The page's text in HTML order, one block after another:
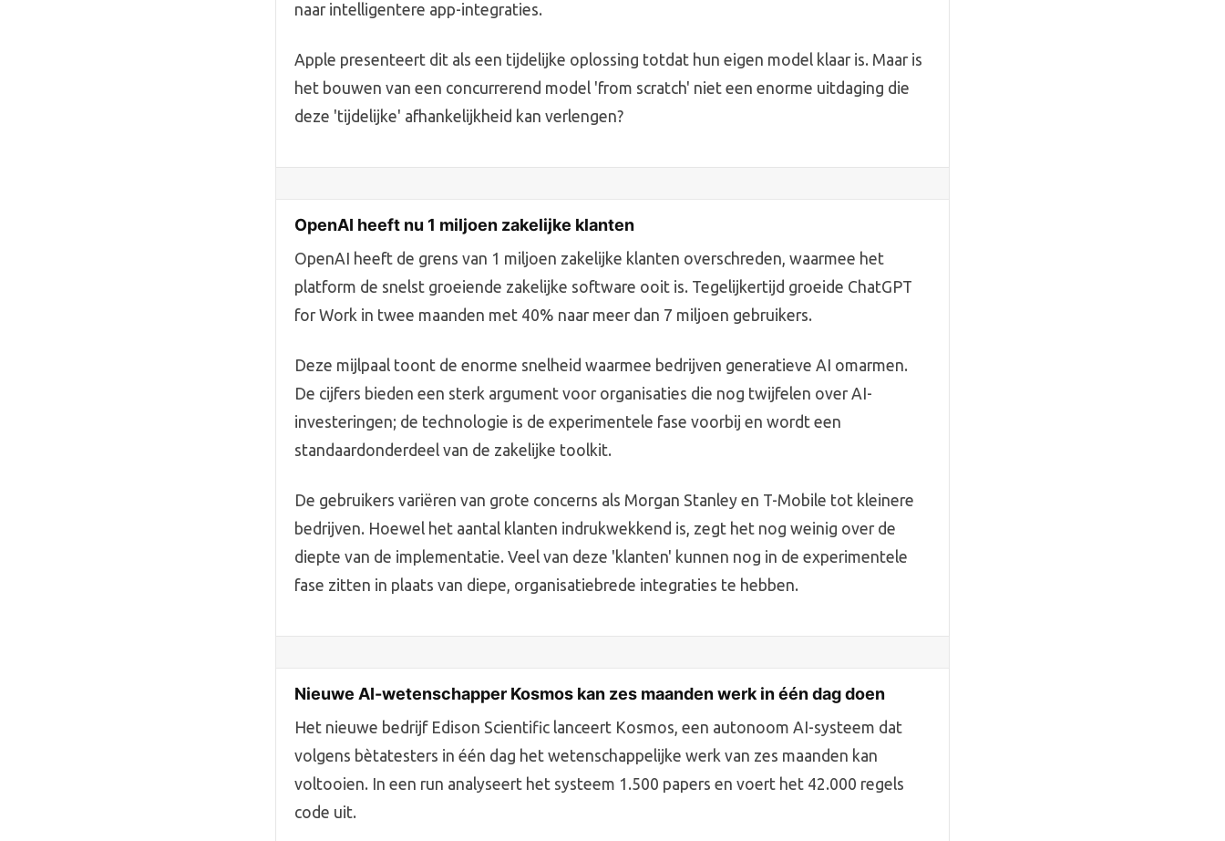
naar intelligentere app-integraties.
Apple presenteert dit als een tijdelijke oplossing totdat hun eigen model klaar is. Maar is
het bouwen van een concurrerend model 'from scratch' niet een enorme uitdaging die
deze 'tijdelijke' afhankelijkheid kan verlengen?
OpenAI heeft nu 1 miljoen zakelijke klanten
OpenAI heeft de grens van 1 miljoen zakelijke klanten overschreden, waarmee het
platform de snelst groeiende zakelijke software ooit is. Tegelijkertijd groeide ChatGPT
for Work in twee maanden met 40% naar meer dan 7 miljoen gebruikers.
Deze mijlpaal toont de enorme snelheid waarmee bedrijven generatieve AI omarmen.
De cijfers bieden een sterk argument voor organisaties die nog twijfelen over AI-
investeringen; de technologie is de experimentele fase voorbij en wordt een
standaardonderdeel van de zakelijke toolkit.
De gebruikers variëren van grote concerns als Morgan Stanley en T-Mobile tot kleinere
bedrijven. Hoewel het aantal klanten indrukwekkend is, zegt het nog weinig over de
diepte van de implementatie. Veel van deze 'klanten' kunnen nog in de experimentele
fase zitten in plaats van diepe, organisatiebrede integraties te hebben.
Nieuwe AI-wetenschapper Kosmos kan zes maanden werk in één dag doen
Het nieuwe bedrijf Edison Scientific lanceert Kosmos, een autonoom AI-systeem dat
volgens bètatesters in één dag het wetenschappelijke werk van zes maanden kan
voltooien. In een run analyseert het systeem 1.500 papers en voert het 42.000 regels
code uit.